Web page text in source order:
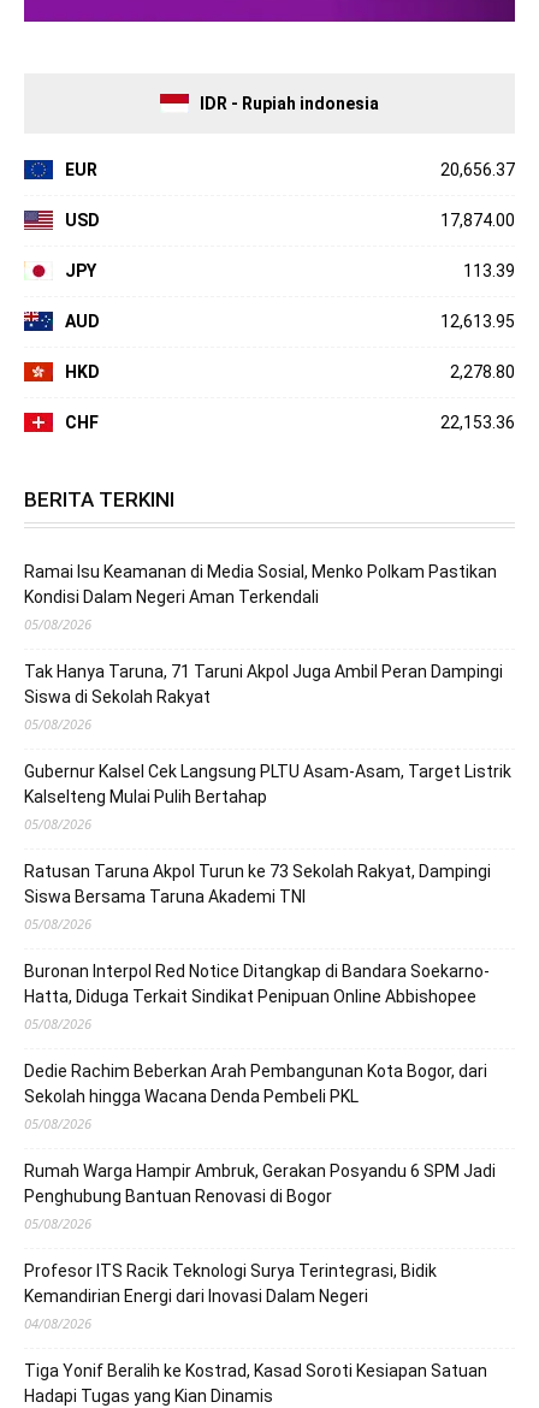
IDR - Rupiah indonesia
EUR 20,656.37
USD 17,874.00
JPY 113.39
AUD 12,613.95
HKD 2,278.80
CHF 22,153.36
BERITA TERKINI
Ramai Isu Keamanan di Media Sosial, Menko Polkam Pastikan
Kondisi Dalam Negeri Aman Terkendali
05/08/2026
Tak Hanya Taruna, 71 Taruni Akpol Juga Ambil Peran Dampingi
Siswa di Sekolah Rakyat
05/08/2026
Gubernur Kalsel Cek Langsung PLTU Asam-Asam, Target Listrik
Kalselteng Mulai Pulih Bertahap
05/08/2026
Ratusan Taruna Akpol Turun ke 73 Sekolah Rakyat, Dampingi
Siswa Bersama Taruna Akademi TNI
05/08/2026
Buronan Interpol Red Notice Ditangkap di Bandara Soekarno-
Hatta, Diduga Terkait Sindikat Penipuan Online Abbishopee
05/08/2026
Dedie Rachim Beberkan Arah Pembangunan Kota Bogor, dari
Sekolah hingga Wacana Denda Pembeli PKL
05/08/2026
Rumah Warga Hampir Ambruk, Gerakan Posyandu 6 SPM Jadi
Penghubung Bantuan Renovasi di Bogor
05/08/2026
Profesor ITS Racik Teknologi Surya Terintegrasi, Bidik
Kemandirian Energi dari Inovasi Dalam Negeri
04/08/2026
Tiga Yonif Beralih ke Kostrad, Kasad Soroti Kesiapan Satuan
Hadapi Tugas yang Kian Dinamis